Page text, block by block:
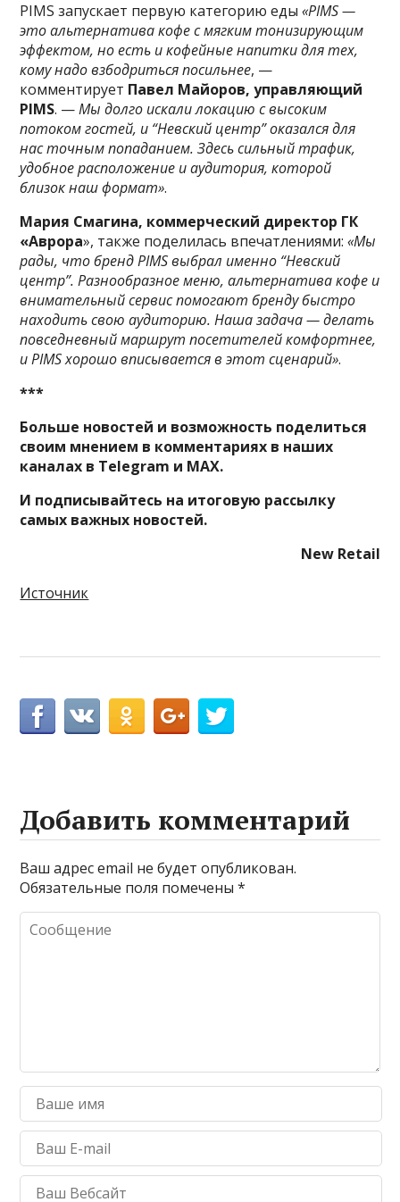
PIMS запускает первую категорию еды«PIMS —
это альтернатива кофе с мягким тонизирующим
эффектом, но есть и кофейные напитки для тех,
кому надо взбодриться посильнее, —
комментирует Павел Майоров, управляющий
PIMS. —Мы долго искали локацию с высоким
потоком гостей, и “Невский центр” оказался для
нас точным попаданием. Здесь сильный трафик,
удобное расположение и аудитория, которой
близок наш формат».
Мария Смагина, коммерческий директор ГК
«Аврора», также поделилась впечатлениями:«Мы
рады, что бренд PIMS выбрал именно “Невский
центр”. Разнообразное меню, альтернатива кофе и
внимательный сервис помогают бренду быстро
находить свою аудиторию. Наша задача — делать
повседневный маршрут посетителей комфортнее,
и PIMS хорошо вписывается в этот сценарий».
***
Больше новостей и возможность поделиться
своим мнением в комментариях в наших
каналах в Telegram и MAX.
И подписывайтесь на итоговую рассылку
самых важных новостей.
New Retail
Источник
Добавить комментарий
Ваш адрес email не будет опубликован.
Обязательные поля помечены*